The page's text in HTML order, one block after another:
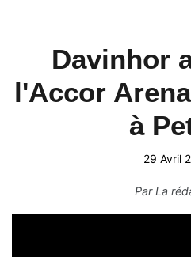
Davinhor
l'Accor
à
29 Avril
ParLa